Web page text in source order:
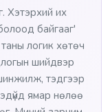
Хэтэрхий их
байгааг'
таны логик хөтөч
шийдвэр
шинжилж, тэдгээр
ямар нөлөө